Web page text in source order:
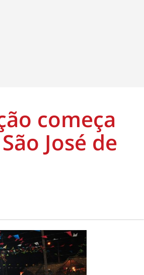
começa
José de